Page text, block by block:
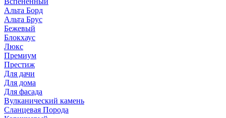
Альта Борд
Альта Брус
Бежевый
Блокхаус
Люкс
Премиум
Престиж
Для дачи
Для дома
Для фасада
Вулканический камень
Сланцевая Порода